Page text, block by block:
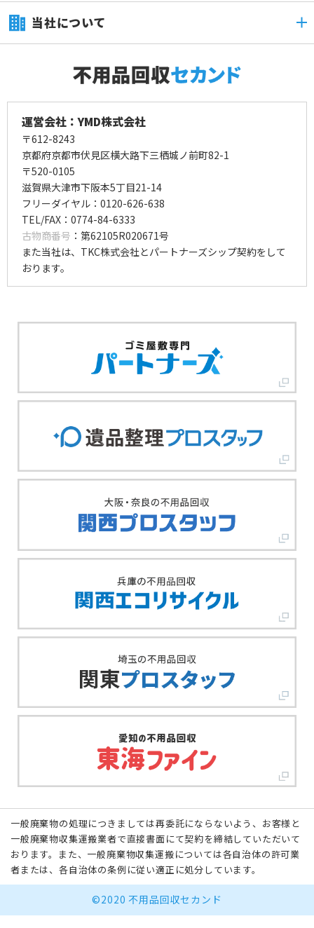
当社について
運営会社：YMD株式会社
〒612-8243
京都府京都市伏見区横大路下三栖城ノ前町82-1
〒520-0105
滋賀県大津市下阪本5丁目21-14
フリーダイヤル：0120-626-638
TEL/FAX：0774-84-6333
古物商番号 ：第62105R020671号
また当社は、TKC株式会社とパートナーズシップ契約をして
おります。
一般廃棄物の処理につきましては再委託にならないよう、お客様と
一般廃棄物収集運搬業者で直接書面にて契約を締結していただいて
おります。また、一般廃棄物収集運搬については各自治体の許可業
者または、各自治体の条例に従い適正に処分しています。
©2020 不用品回収セカンド